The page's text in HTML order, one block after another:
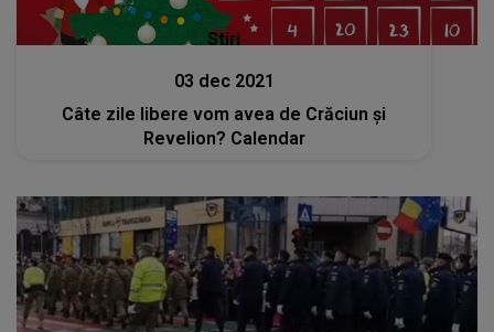
Stiri
03 dec 2021
Câte zile libere vom avea de Crăciun şi
Revelion? Calendar